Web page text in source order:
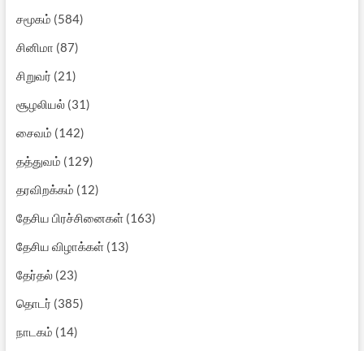
சமூகம் (584)
சினிமா (87)
சிறுவர் (21)
சூழலியல்(31)
சைவம் (142)
தத்துவம் (129)
தரவிறக்கம் (12)
தேசிய பிரச்சினைகள்(163)
தேசிய விழாக்கள்(13)
தேர்தல்(23)
தொடர் (385)
நாடகம் (14)